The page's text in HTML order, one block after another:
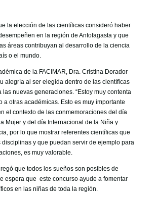
la elección de las científicas consideró haber
en la región de Antofagasta y que
áreas contribuyan al desarrollo de la ciencia
o el mundo.
de la FACIMAR, Dra. Cristina Dorador
alegría al ser elegida dentro de las científicas
nuevas generaciones. “Estoy muy contenta
a otras académicas. Esto es muy importante
el contexto de las conmemoraciones del día
Mujer y del día Internacional de la Niña y
por lo que mostrar referentes científicas que
disciplinas y que puedan servir de ejemplo para
es muy valorable.
que todos los sueños son posibles de
espera que este concurso ayude a fomentar
en las niñas de toda la región.